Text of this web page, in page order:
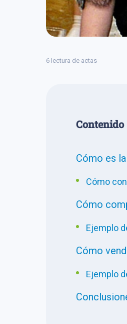
6 lectura de actas
Сontenido
Cómo es
Cómo
Cómo
Ejemplo
Cómo
Ejemplo